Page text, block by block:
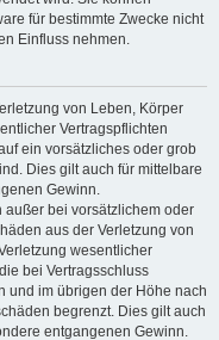
für bestimmte Zwecke nicht
Einfluss nehmen.
von Leben, Körper
Vertragspflichten
ein vorsätzliches oder grob
Dies gilt auch für mittelbare
Gewinn.
außer bei vorsätzlichem oder
aus der Verletzung von
wesentlicher
bei Vertragsschluss
und im übrigen der Höhe nach
begrenzt. Dies gilt auch
entgangenen Gewinn.